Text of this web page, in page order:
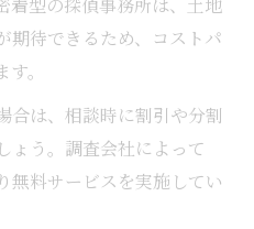
着型の探偵事務所は、土地
期待できるため、コストパ
。
合は、相談時に割引や分割
ょう。調査会社によって
無料サービスを実施してい